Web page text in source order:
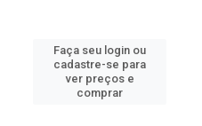
Faça seu login ou
cadastre-se para
ver preços e
comprar